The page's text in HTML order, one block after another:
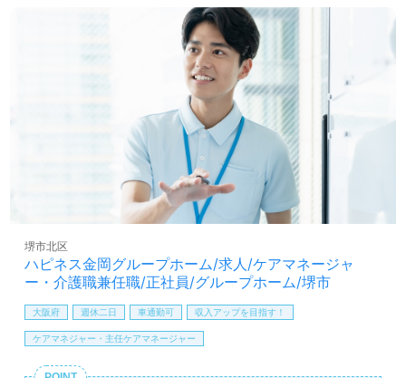
グループ企業/スーパーホテル様で誕生した『こころからの
おもてなし』を大切にされている事業所様です。『どんな
時も支え合い、話し合える仲間』いつもどこかで、当たり
前のように＊ありがとう＊が溢れている職場です。『ご入
居者様のお役に立ちたい、喜んでもらいたい』『おもてな
しの心、感謝の気持ちを大切に働きたい』『仕事を通じて
成長したい、資格取得を目指している、専門性を高めた
い』『介護職を通じてなりたい自分を目指したい』『転職
でキャリアアップを実現したい』『施設形態や環境を変え
て働きたい』等の方も大歓迎です！募集詳細や選考フロー
等、担当コンサルタントよりご案内します。お問い合わせ
も遠慮なくお願いします。
全国の求人ご紹介！医療/福祉業界の正社員/パート求人探
しは【ウィルオブ介護】＊求人情報収集、将来的に検討の
方も遠慮なく＊
LINE、メール、お電話などご希望に応じてお問い合わせ/ご
相談可能です。転職相談、求人紹介、年収交渉など完全無
あり！＞"転職支援"のプロと一緒に転職活動！お問い合わ
ハピネス金岡グループホーム/求人/ケアマネージャ
ー・介護職兼任職/正社員/グループホーム/堺市
堺市北区
大阪府 週休二日 車通勤可 収入アップを目指す！
ケアマネジャー・主任ケアマネージャー